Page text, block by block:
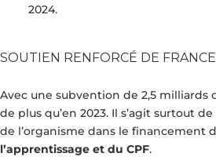
2024.
SOUTIEN RENFORCÉ DE
Avec une subvention de 2,5 milliards
de plus qu’en 2023. Il s’agit surtout
de l’organisme dans le financement
l’apprentissage et du CPF.